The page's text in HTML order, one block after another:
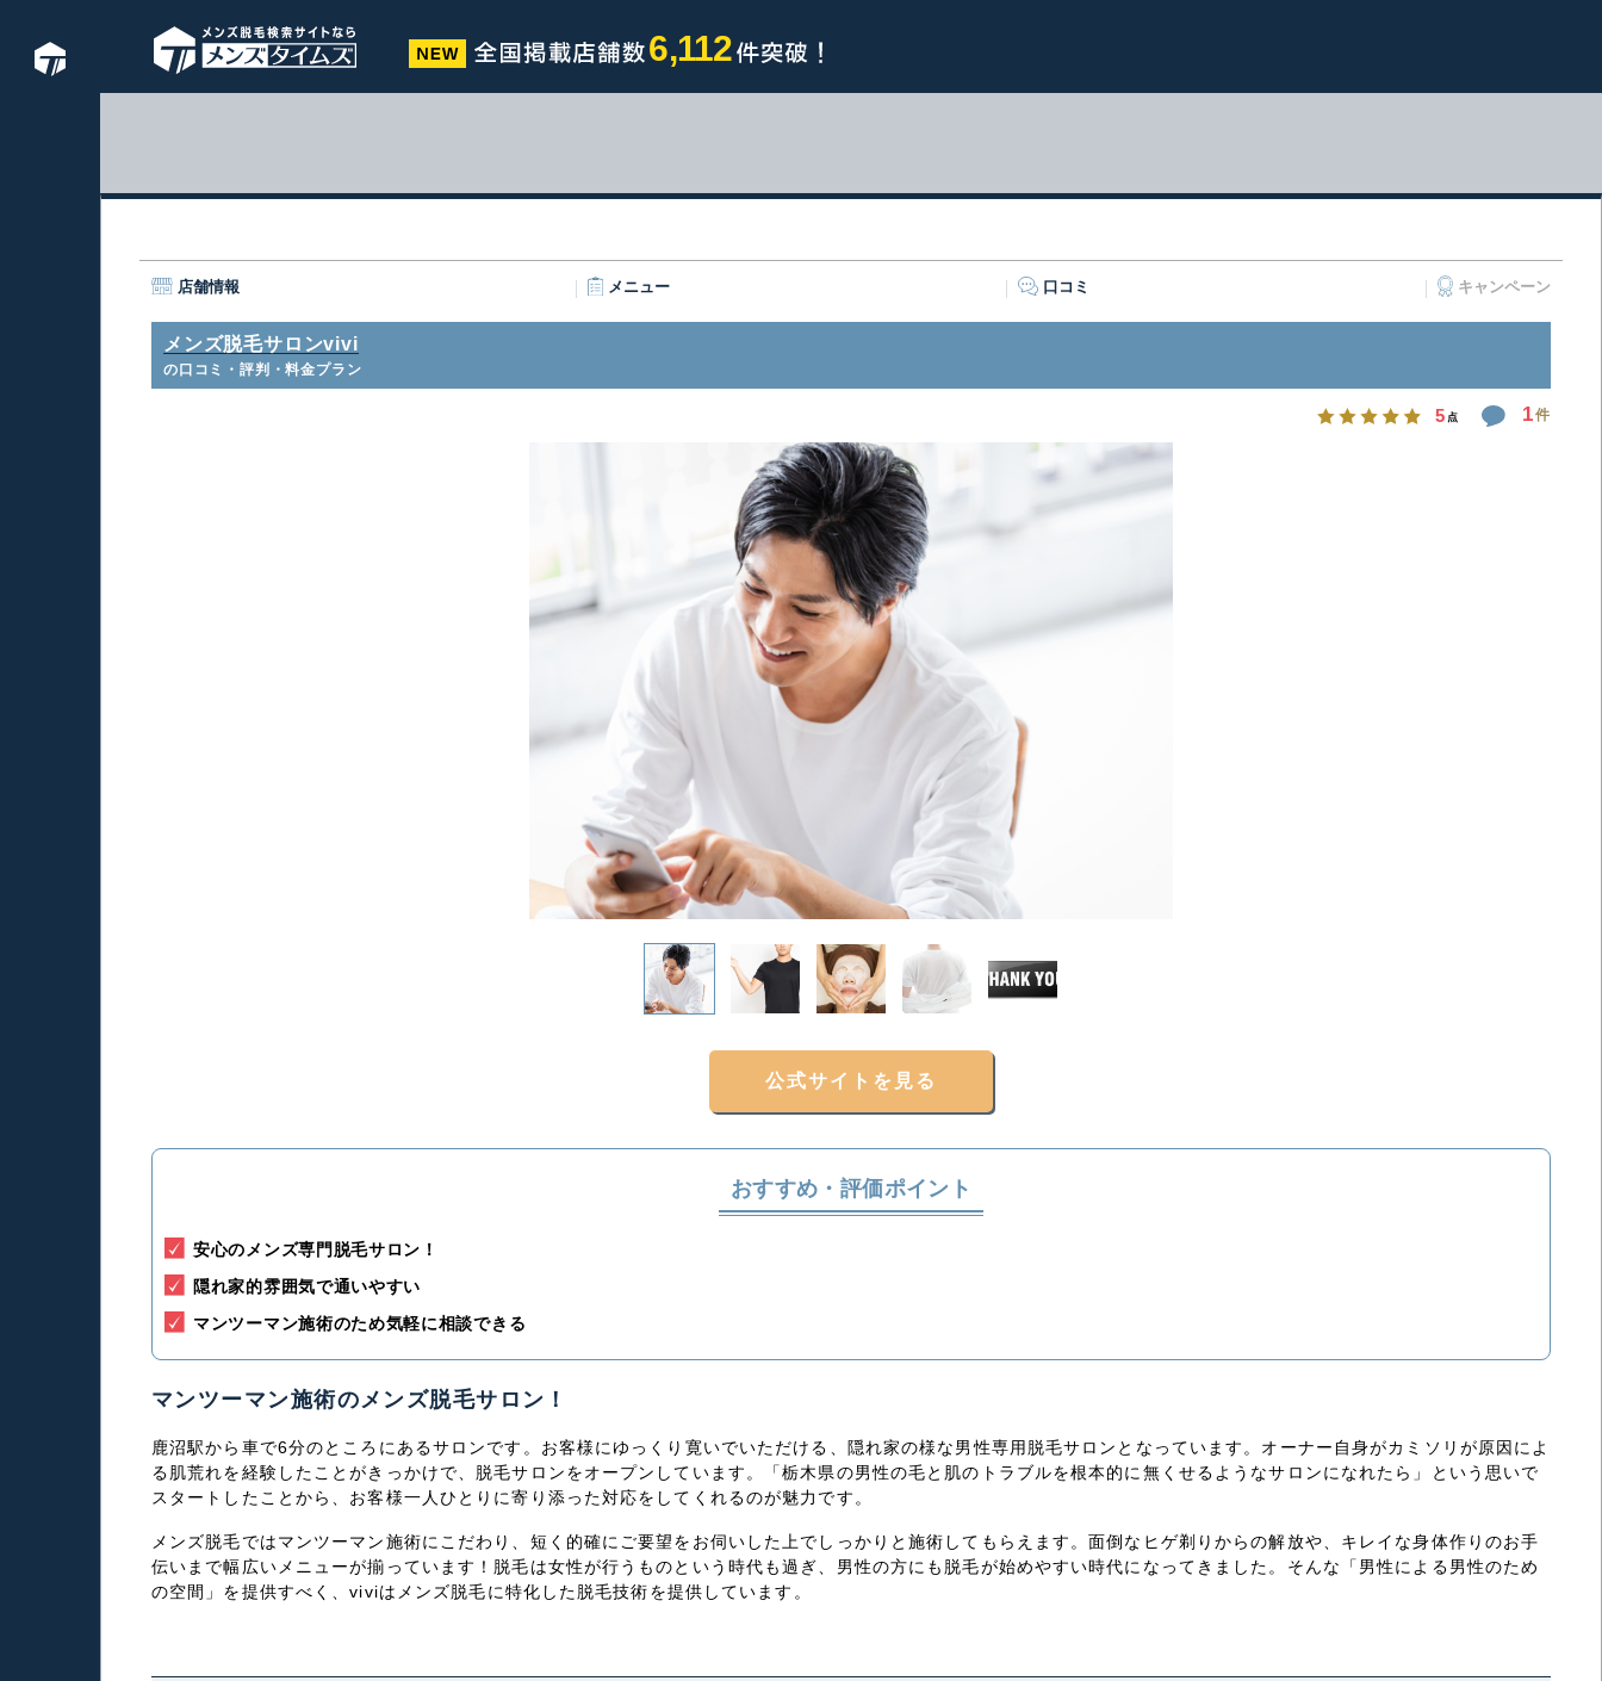
6,112
店舗情報 メニュー 口コミ キャンペーン
メンズ脱毛サロンvivi
の口コミ・評判・料金プラン
5 点 1件
公式サイトを見る
おすすめ・評価ポイント
安心のメンズ専門脱毛サロン！
隠れ家的雰囲気で通いやすい
マンツーマン施術のため気軽に相談できる
マンツーマン施術のメンズ脱毛サロン！
鹿沼駅から車で6分のところにあるサロンです。お客様にゆっくり寛いでいただける、隠れ家の様な男性専用脱毛サロンとなっています。オーナー自身がカミソリが原因によ
る肌荒れを経験したことがきっかけで、脱毛サロンをオープンしています。「栃木県の男性の毛と肌のトラブルを根本的に無くせるようなサロンになれたら」という思いで
スタートしたことから、お客様一人ひとりに寄り添った対応をしてくれるのが魅力です。
メンズ脱毛ではマンツーマン施術にこだわり、短く的確にご要望をお伺いした上でしっかりと施術してもらえます。面倒なヒゲ剃りからの解放や、キレイな身体作りのお手
伝いまで幅広いメニューが揃っています！脱毛は女性が行うものという時代も過ぎ、男性の方にも脱毛が始めやすい時代になってきました。そんな「男性による男性のため
の空間」を提供すべく、viviはメンズ脱毛に特化した脱毛技術を提供しています。